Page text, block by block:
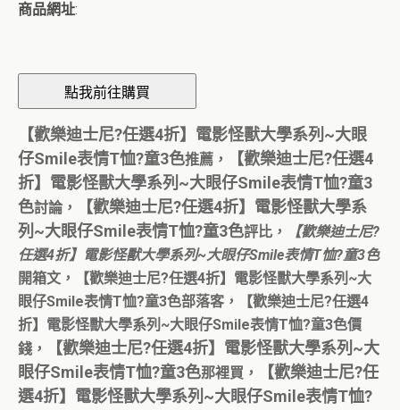
商品網址:
【歡樂迪士尼?任選4折】電影怪獸大學系列~大眼
仔Smile表情T恤?童3色推薦，
【歡樂迪士尼?任選4
折】電影怪獸大學系列~大眼仔Smile表情T恤?童3
色討論，
【歡樂迪士尼?任選4折】電影怪獸大學系
列~大眼仔Smile表情T恤?童3色評比，
【歡樂迪士尼?
任選4折】電影怪獸大學系列~大眼仔Smile表情T恤?童3色
開箱文，【歡樂迪士尼?任選4折】電影怪獸大學系列~大
眼仔Smile表情T恤?童3色部落客，【歡樂迪士尼?任選4
折】電影怪獸大學系列~大眼仔Smile表情T恤?童3色價
錢，
【歡樂迪士尼?任選4折】電影怪獸大學系列~大
眼仔Smile表情T恤?童3色那裡買，
【歡樂迪士尼?任
選4折】電影怪獸大學系列~大眼仔Smile表情T恤?